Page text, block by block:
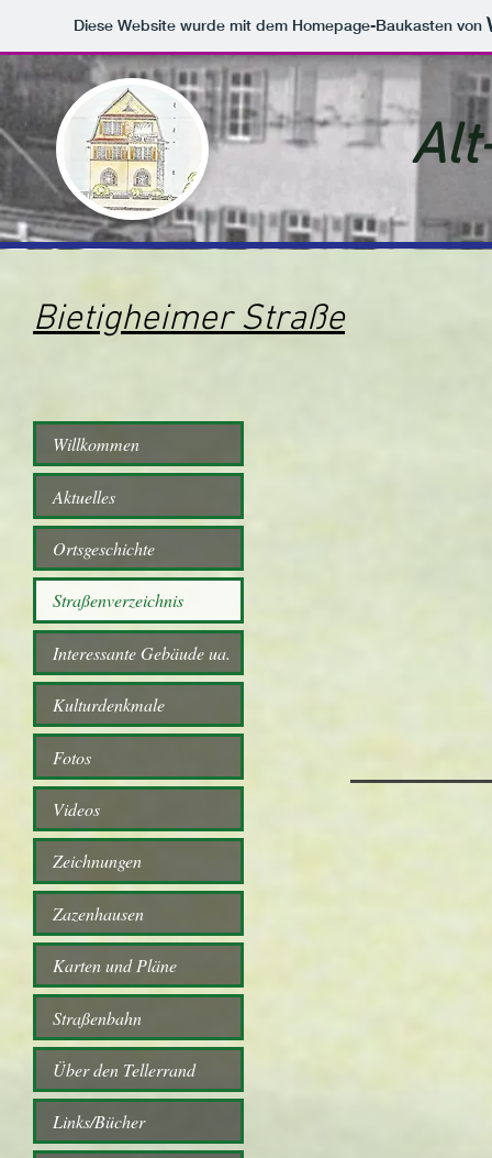
Diese Website wurde mit dem Homepage-Baukasten von
Bietigheimer Straße
Willkommen
Aktuelles
Ortsgeschichte
Straßenverzeichnis
Interessante Gebäude ua.
Kulturdenkmale
Fotos
Videos
Zeichnungen
Zazenhausen
Karten und Pläne
Straßenbahn
Über den Tellerrand
Links/Bücher